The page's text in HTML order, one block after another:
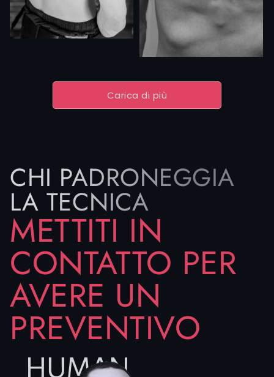
Carica di più
CHI PADRONEGGIA
LA TECNICA
METTITI IN
CONTATTO PER
AVERE UN
PREVENTIVO
HUMAN